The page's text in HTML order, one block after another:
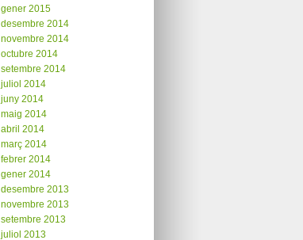
gener 2015
desembre 2014
novembre 2014
octubre 2014
setembre 2014
juliol 2014
juny 2014
maig 2014
abril 2014
març 2014
febrer 2014
gener 2014
desembre 2013
novembre 2013
setembre 2013
juliol 2013